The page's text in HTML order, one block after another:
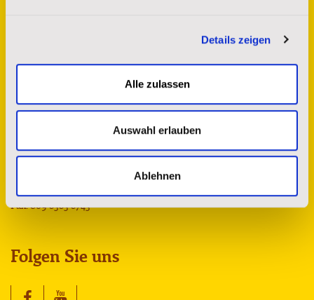
Details zeigen
Alle zulassen
Auswahl erlauben
Ablehnen
St. Josefs Indianer Hilfswerk e.V.
Sprendlinger Landstr. 180
63069 Offenbach am Main
Fax: 069 8383 8743
Folgen Sie uns